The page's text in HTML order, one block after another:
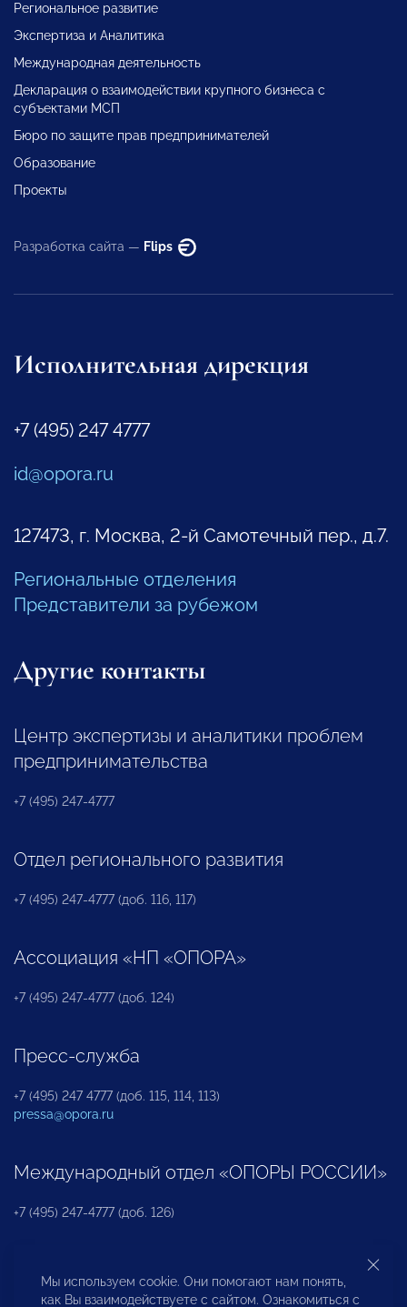
Региональное развитие
Экспертиза и Аналитика
Международная деятельность
Декларация о взаимодействии крупного бизнеса с
субъектами МСП
Бюро по защите прав предпринимателей
Образование
Проекты
Разработка сайта — Flips
Исполнительная дирекция
+7 (495) 247 4777
id@opora.ru
127473, г. Москва, 2-й Самотечный пер., д.7.
Региональные отделения
Представители за рубежом
Другие контакты
Центр экспертизы и аналитики проблем
предпринимательства
+7 (495) 247-4777
Отдел регионального развития
+7 (495) 247-4777 (доб. 116, 117)
Ассоциация «НП «ОПОРА»
+7 (495) 247-4777 (доб. 124)
Пресс-служба
+7 (495) 247 4777 (доб. 115, 114, 113)
pressa@opora.ru
Международный отдел «ОПОРЫ РОССИИ»
+7 (495) 247-4777 (доб. 126)
Бюро по защите прав предпринимателей и
инвесторов
Мы используем cookie. Они помогают нам понять,
как Вы взаимодействуете с сайтом. Ознакомиться с